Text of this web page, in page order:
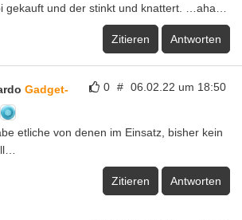
gekauft und der stinkt und knattert. …aha…
Zitieren Antworten
0 # 06.02.22 um 18:50
Gadget-
etliche von denen im Einsatz, bisher kein
Zitieren Antworten